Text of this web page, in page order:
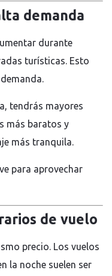
demanda
durante
turísticas. Esto
tendrás mayores
más baratos y
más tranquila.
para aprovechar
de vuelo
precio. Los vuelos
la noche suelen ser